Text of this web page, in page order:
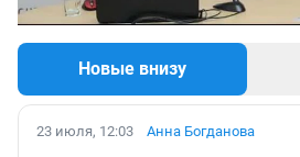
Новые внизу
23 июля, 12:03 Анна Богданова